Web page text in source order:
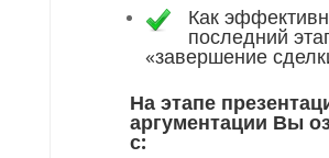
Как
последний
«завершение
На этапе
аргументации Вы
с: